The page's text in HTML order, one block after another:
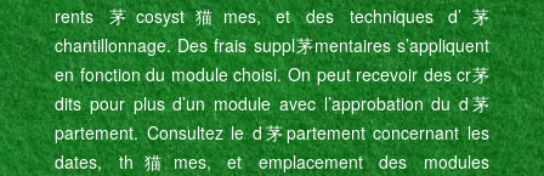
rents 茅cosyst猫mes, et des techniques d’茅
chantillonnage. Des frais suppl茅mentaires s’appliquent
en fonction du module choisi. On peut recevoir des cr茅
dits pour plus d’un module avec l’approbation du d茅
partement. Consultez le d茅partement concernant les
dates, th猫mes, et emplacement des modules